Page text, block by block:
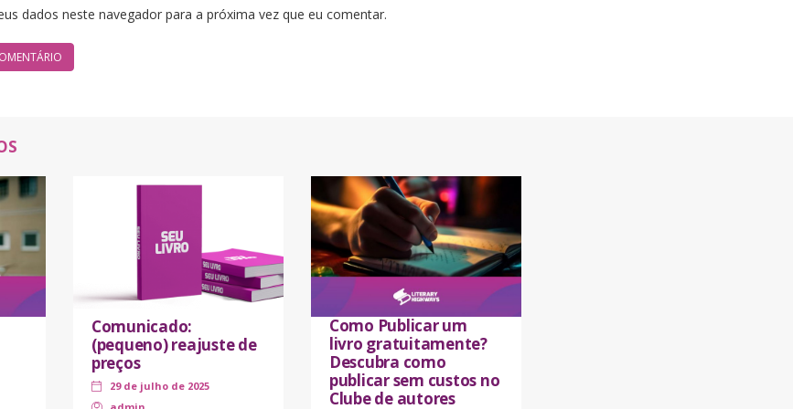
dados neste navegador para a próxima vez que eu comentar.
Comunicado:
(pequeno) reajuste de
preços
29 de julho de 2025
Como Publicar um
livro gratuitamente?
Descubra como
publicar sem custos no
Clube de autores